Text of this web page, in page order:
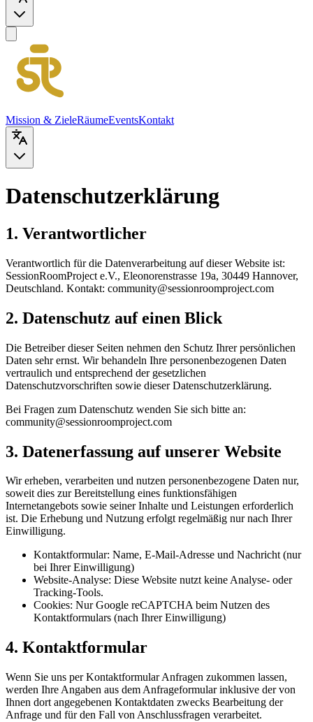
Mission & ZieleRäumeEventsKontakt
Datenschutzerklärung
1. Verantwortlicher
Verantwortlich für die Datenverarbeitung auf dieser Website ist:
SessionRoomProject e.V., Eleonorenstrasse 19a, 30449 Hannover,
Deutschland. Kontakt: community@sessionroomproject.com
2. Datenschutz auf einen Blick
Die Betreiber dieser Seiten nehmen den Schutz Ihrer persönlichen
Daten sehr ernst. Wir behandeln Ihre personenbezogenen Daten
vertraulich und entsprechend der gesetzlichen
Datenschutzvorschriften sowie dieser Datenschutzerklärung.
Bei Fragen zum Datenschutz wenden Sie sich bitte an:
community@sessionroomproject.com
3. Datenerfassung auf unserer Website
Wir erheben, verarbeiten und nutzen personenbezogene Daten nur,
soweit dies zur Bereitstellung eines funktionsfähigen
Internetangebots sowie seiner Inhalte und Leistungen erforderlich
ist. Die Erhebung und Nutzung erfolgt regelmäßig nur nach Ihrer
Einwilligung.
Kontaktformular: Name, E-Mail-Adresse und Nachricht (nur
bei Ihrer Einwilligung)
Website-Analyse: Diese Website nutzt keine Analyse- oder
Tracking-Tools.
Cookies: Nur Google reCAPTCHA beim Nutzen des
Kontaktformulars (nach Ihrer Einwilligung)
4. Kontaktformular
Wenn Sie uns per Kontaktformular Anfragen zukommen lassen,
werden Ihre Angaben aus dem Anfrageformular inklusive der von
Ihnen dort angegebenen Kontaktdaten zwecks Bearbeitung der
Anfrage und für den Fall von Anschlussfragen verarbeitet.